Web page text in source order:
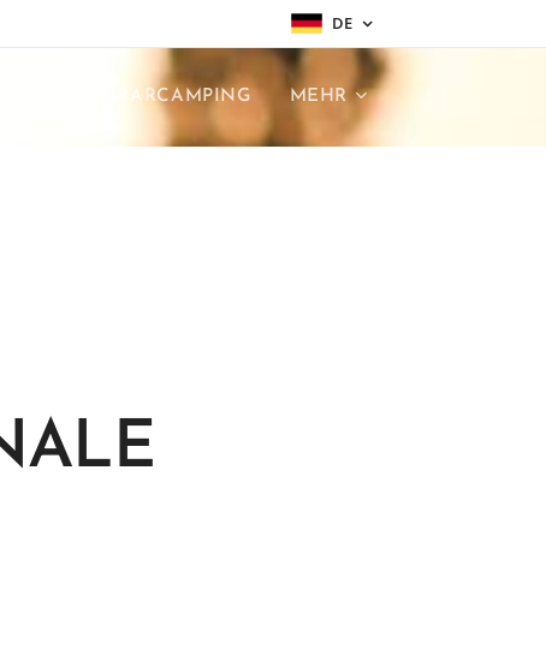
DE
AGRARCAMPING MEHR